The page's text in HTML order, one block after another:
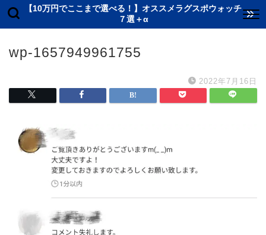
【10万円でここまで選べる！】オススメラグスポウォッチ
７選＋α
wp-1657949961755
2022年7月16日